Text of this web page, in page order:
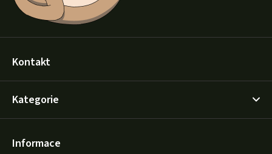
Kontakt
Kategorie
Informace